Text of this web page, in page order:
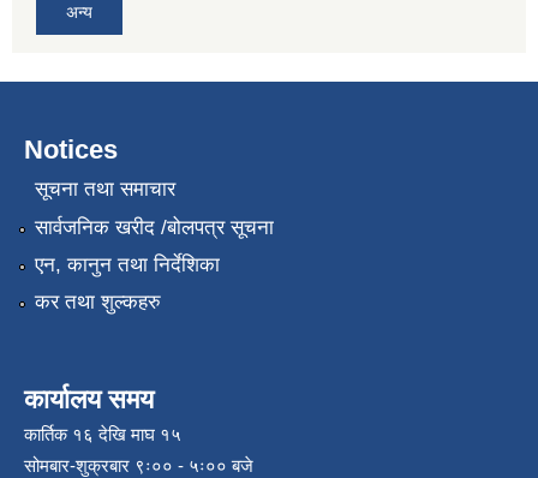
अन्य
Notices
सूचना तथा समाचार
सार्वजनिक खरीद /बोलपत्र सूचना
एन, कानुन तथा निर्देशिका
कर तथा शुल्कहरु
कार्यालय समय
कार्तिक १६ देखि माघ १५
सोमबार-शुक्रबार ९ः०० - ५ः०० बजे